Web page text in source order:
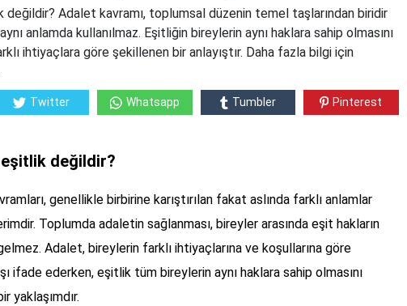
Adalet kavramı, toplumsal düzenin temel taşlarından biridir
anlamda kullanılmaz. Eşitliğin bireylerin aynı haklara sahip olmasını
ihtiyaçlara göre şekillenen bir anlayıştır. Daha fazla bilgi için
Twitter Whatsapp Tumbler Pinterest
değildir?
genellikle birbirine karıştırılan fakat aslında farklı anlamlar
Toplumda adaletin sağlanması, bireyler arasında eşit hakların
Adalet, bireylerin farklı ihtiyaçlarına ve koşullarına göre
ifade ederken, eşitlik tüm bireylerin aynı haklara sahip olmasını
yaklaşımdır.